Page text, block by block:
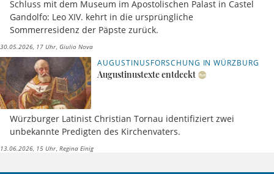
Schluss mit dem Museum im Apostolischen Palast in Castel
Gandolfo: Leo XIV. kehrt in die ursprüngliche
Sommerresidenz der Päpste zurück.
30.05.2026, 17 Uhr Giulio Nova
AUGUSTINUSFORSCHUNG IN WÜRZBURG
Augustinustexte entdeckt
Würzburger Latinist Christian Tornau identifiziert zwei
unbekannte Predigten des Kirchenvaters.
13.06.2026, 15 Uhr Regina Einig